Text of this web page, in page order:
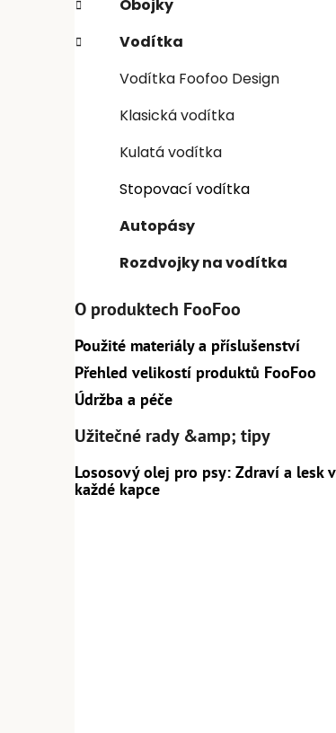
n
Obojky
Vodítka
Vodítka Foofoo Design
Klasická vodítka
Kulatá vodítka
Stopovací vodítka
Autopásy
Rozdvojky na vodítka
O produktech FooFoo
Použité materiály a příslušenství
Přehled velikostí produktů FooFoo
Údržba a péče
Užitečné rady &amp; tipy
Lososový olej pro psy: Zdraví a lesk v
každé kapce